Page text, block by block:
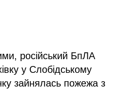
російський БпЛА
у Слобідському
зайнялась пожежа з